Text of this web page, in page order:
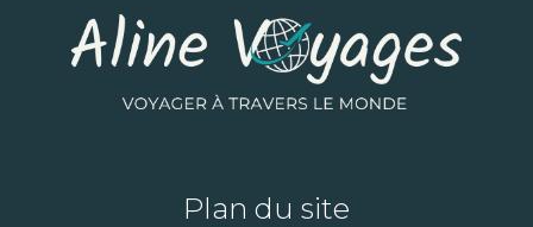
Plan du site